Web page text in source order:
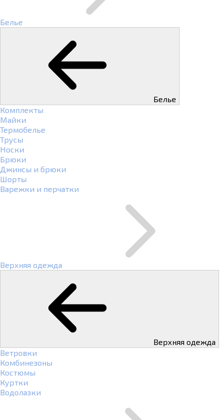
Белье
Белье
Комплекты
Майки
Термобелье
Трусы
Носки
Брюки
Джинсы и брюки
Шорты
Варежки и перчатки
Верхняя одежда
Верхняя одежда
Ветровки
Комбинезоны
Костюмы
Куртки
Водолазки